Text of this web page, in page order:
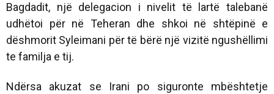
Bagdadit, një delegacion i nivelit të lartë talebanë
udhëtoi për në Teheran dhe shkoi në shtëpinë e
dëshmorit Syleimani për të bërë një vizitë ngushëllimi
te familja e tij.
Ndërsa akuzat se Irani po siguronte mbështetje